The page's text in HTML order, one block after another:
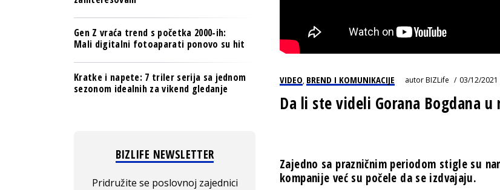
VIDEO, BREND I KOMUNIKACIJE autorBIZLife 03/12/
Da li ste videli Gorana Bogdana
Zajedno sa prazničnim periodom stigle su
kompanije već su počele da se izdvajaju.
Gen Z vraća trend s početka 2000-ih:
Mali digitalni fotoaparati ponovo su hit
Kratke i napete: 7 triler serija sa jednom
sezonom idealnih za vikend gledanje
BIZLIFE NEWSLETTER
Pridružite se poslovnoj zajednici